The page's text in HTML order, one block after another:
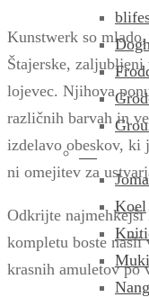
Joma
Koel
Kunstwerk so
Štajerske, zaljubljeni
lojevec. Njihova
različnih barvah in
izdelavo obeskov, ki
ni omejitev za
Odkrijte najmehkejši
kompletu boste našli
krasnih amuletov po